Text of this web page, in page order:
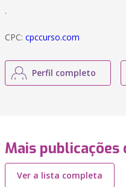
.
CPC: cpccurso.com
Perfil completo
Mais publicações
Ver a lista completa